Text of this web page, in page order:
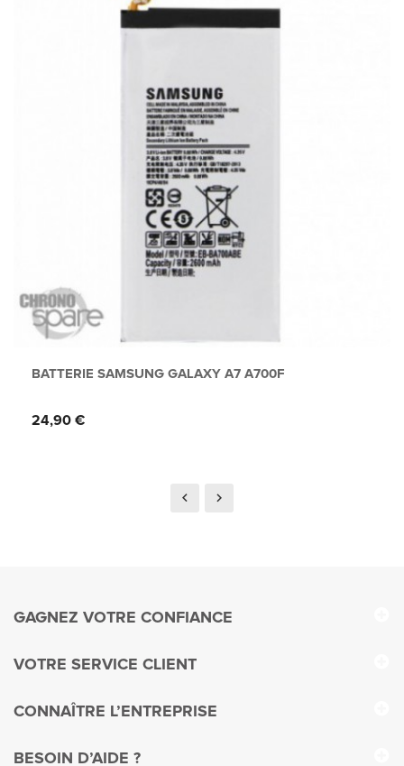
BATTERIE SAMSUNG GALAXY A7 A700F
Prix
24,90 €
GAGNEZ VOTRE CONFIANCE
VOTRE SERVICE CLIENT
CONNAÎTRE L’ENTREPRISE
BESOIN D’AIDE ?